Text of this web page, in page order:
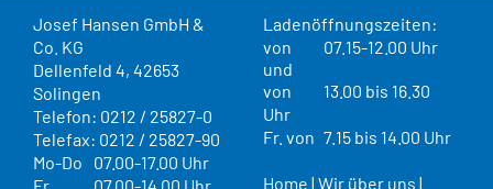
Josef Hansen GmbH &
Co. KG
Dellenfeld 4, 42653
Solingen
Telefon: 0212 / 25827-0
Telefax: 0212 / 25827-90
Mo-Do
07.00-17.00 Uhr
Ladenöffnungszeiten:
von
07.15-12.00 Uhr
und
von
13.00 bis 16.30
Uhr
Fr. von 7.15 bis 14.00 Uhr
Home | Wir über uns |